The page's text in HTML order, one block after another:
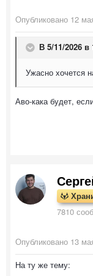
Опубликовано 12
В 5/11/2026 в
Ужасно хочется
Аво-кака будет,
7810
Опубликовано 13
На ту же тему: